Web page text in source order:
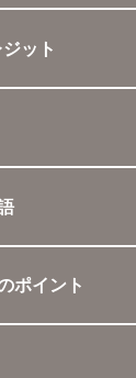
ット
ポイント